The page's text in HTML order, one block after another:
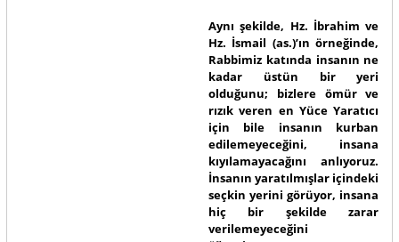
Aynı şekilde, Hz. İbrahim ve
Hz. İsmail (as.)’ın örneğinde,
Rabbimiz katında insanın ne
kadar üstün bir yeri
olduğunu; bizlere ömür ve
rızık veren en Yüce Yaratıcı
için bile insanın kurban
edilemeyeceğini, insana
kıyılamayacağını anlıyoruz.
İnsanın yaratılmışlar içindeki
seçkin yerini görüyor, insana
hiç bir şekilde zarar
verilemeyeceğini